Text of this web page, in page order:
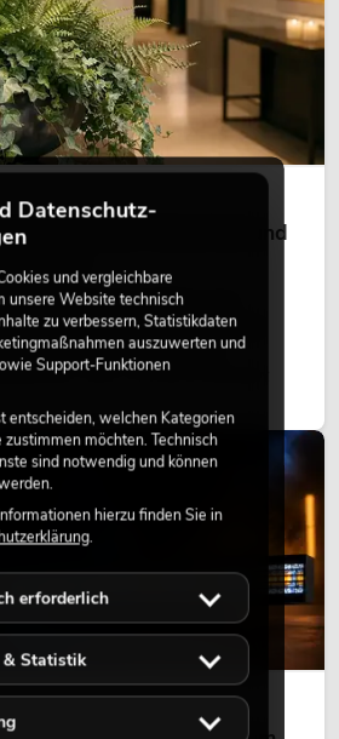
Sicherheit und
lebendig. Sie schaffen eine
verbessern das Ambiente und
Ob in Hotels, Restaurants,
oder auf Messeständen:
gehört heute längst zum
Datenschutz-
und vergleichbare
unsere Website technisch
zu verbessern, Statistikdaten
auszuwerten und
Support-Funktionen
entscheiden, welchen Kategorien
zustimmen möchten. Technisch
sind notwendig und können
hierzu finden Sie in
.
erforderlich
& Statistik